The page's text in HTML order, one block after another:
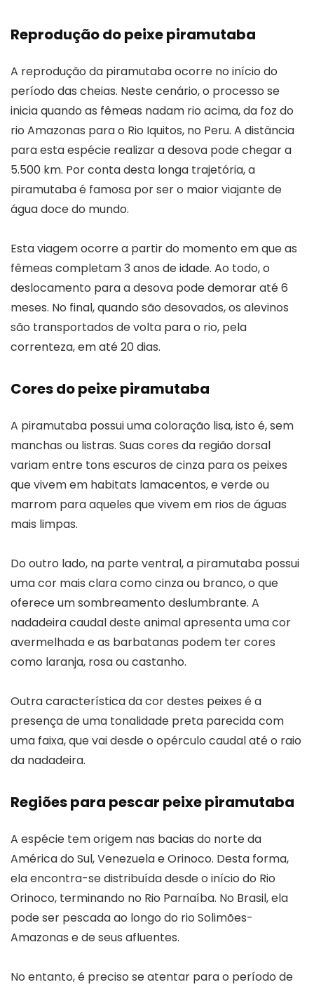
Reprodução do peixe piramutaba
A reprodução da piramutaba ocorre no início do
período das cheias. Neste cenário, o processo se
inicia quando as fêmeas nadam rio acima, da foz do
rio Amazonas para o Rio Iquitos, no Peru. A distância
para esta espécie realizar a desova pode chegar a
5.500 km. Por conta desta longa trajetória, a
piramutaba é famosa por ser o maior viajante de
água doce do mundo.
Esta viagem ocorre a partir do momento em que as
fêmeas completam 3 anos de idade. Ao todo, o
deslocamento para a desova pode demorar até 6
meses. No final, quando são desovados, os alevinos
são transportados de volta para o rio, pela
correnteza, em até 20 dias.
Cores do peixe piramutaba
A piramutaba possui uma coloração lisa, isto é, sem
manchas ou listras. Suas cores da região dorsal
variam entre tons escuros de cinza para os peixes
que vivem em habitats lamacentos, e verde ou
marrom para aqueles que vivem em rios de águas
mais limpas.
Do outro lado, na parte ventral, a piramutaba possui
uma cor mais clara como cinza ou branco, o que
oferece um sombreamento deslumbrante. A
nadadeira caudal deste animal apresenta uma cor
avermelhada e as barbatanas podem ter cores
como laranja, rosa ou castanho.
Outra característica da cor destes peixes é a
presença de uma tonalidade preta parecida com
uma faixa, que vai desde o opérculo caudal até o raio
da nadadeira.
Regiões para pescar peixe piramutaba
A espécie tem origem nas bacias do norte da
América do Sul, Venezuela e Orinoco. Desta forma,
ela encontra-se distribuída desde o início do Rio
Orinoco, terminando no Rio Parnaíba. No Brasil, ela
pode ser pescada ao longo do rio Solimões-
Amazonas e de seus afluentes.
No entanto, é preciso se atentar para o período de